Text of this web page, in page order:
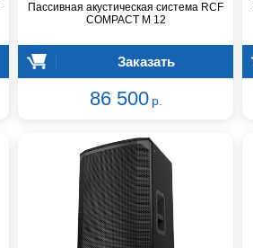
Пассивная акустическая система RCF
COMPACT M 12
Заказать
86 500 р.